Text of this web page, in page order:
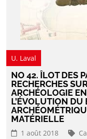
U. Laval
NO 42. ÎLOT DES
RECHERCHES
ARCHÉOLOGIE
L’ÉVOLUTION DU
MATÉRIELLE
1 août 2018